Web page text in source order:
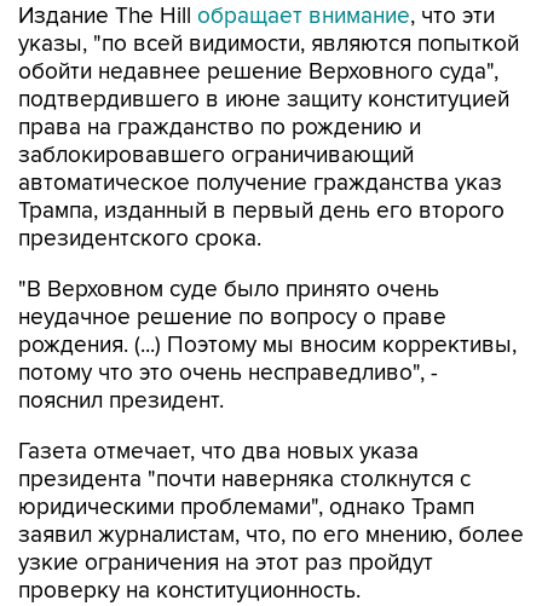
Издание The Hill обращает внимание, что эти
указы, "по всей видимости, являются попыткой
обойти недавнее решение Верховного суда",
подтвердившего в июне защиту конституцией
права на гражданство по рождению и
заблокировавшего ограничивающий
автоматическое получение гражданства указ
Трампа, изданный в первый день его второго
президентского срока.
"В Верховном суде было принято очень
неудачное решение по вопросу о праве
рождения. (...) Поэтому мы вносим коррективы,
потому что это очень несправедливо", -
пояснил президент.
Газета отмечает, что два новых указа
президента "почти наверняка столкнутся с
юридическими проблемами", однако Трамп
заявил журналистам, что, по его мнению, более
узкие ограничения на этот раз пройдут
проверку на конституционность.